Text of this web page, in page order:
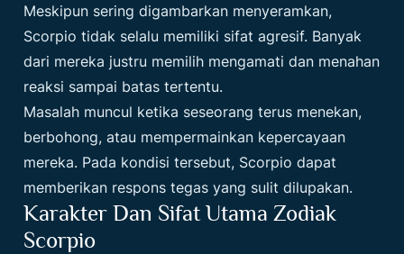
Meskipun sering digambarkan menyeramkan,
Scorpio tidak selalu memiliki sifat agresif. Banyak
dari mereka justru memilih mengamati dan menahan
reaksi sampai batas tertentu.
Masalah muncul ketika seseorang terus menekan,
berbohong, atau mempermainkan kepercayaan
mereka. Pada kondisi tersebut, Scorpio dapat
memberikan respons tegas yang sulit dilupakan.
Karakter Dan Sifat Utama Zodiak
Scorpio